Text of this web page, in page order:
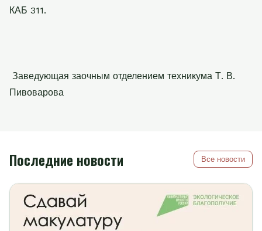
КАБ 311.
Заведующая заочным отделением техникума Т. В.
Пивоварова
Последние новости Все новости